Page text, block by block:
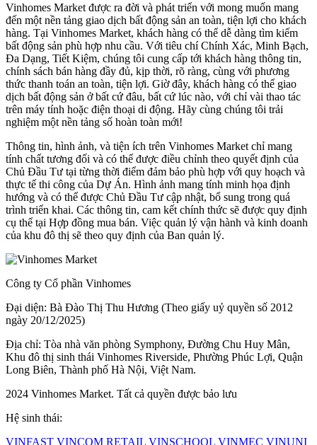
Vinhomes Market được ra đời và phát triển với mong muốn mang
đến một nền tảng giao dịch bất động sản an toàn, tiện lợi cho khách
hàng. Tại Vinhomes Market, khách hàng có thể dễ dàng tìm kiếm
bất động sản phù hợp nhu cầu. Với tiêu chí Chính Xác, Minh Bạch,
Đa Dạng, Tiết Kiệm, chúng tôi cung cấp tới khách hàng thông tin,
chính sách bán hàng đầy đủ, kịp thời, rõ ràng, cùng với phương
thức thanh toán an toàn, tiện lợi. Giờ đây, khách hàng có thể giao
dịch bất động sản ở bất cứ đâu, bất cứ lúc nào, với chỉ vài thao tác
trên máy tính hoặc điện thoại di động. Hãy cùng chúng tôi trải
nghiệm một nền tảng số hoàn toàn mới!
Thông tin, hình ảnh, và tiện ích trên Vinhomes Market chỉ mang
tính chất tương đối và có thể được điều chỉnh theo quyết định của
Chủ Đầu Tư tại từng thời điểm đảm bảo phù hợp với quy hoạch và
thực tế thi công của Dự Án. Hình ảnh mang tính minh họa định
hướng và có thể được Chủ Đầu Tư cập nhật, bổ sung trong quá
trình triển khai. Các thông tin, cam kết chính thức sẽ được quy định
cụ thể tại Hợp đồng mua bán. Việc quản lý vận hành và kinh doanh
của khu đô thị sẽ theo quy định của Ban quản lý.
Công ty Cổ phần Vinhomes
Đại diện: Bà Đào Thị Thu Hương (Theo giấy uỷ quyền số 2012
ngày 20/12/2025)
Địa chỉ: Tòa nhà văn phòng Symphony, Đường Chu Huy Mân,
Khu đô thị sinh thái Vinhomes Riverside, Phường Phúc Lợi, Quận
Long Biên, Thành phố Hà Nội, Việt Nam.
2024 Vinhomes Market. Tất cả quyền được bảo lưu
Hệ sinh thái:
VINFAST VINCOM RETAIL VINSCHOOL VINMEC VINUNI